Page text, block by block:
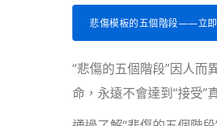
悲傷模板的五個階段——立
“悲傷的五個階段”因人而
命，永遠不會達到“接受”